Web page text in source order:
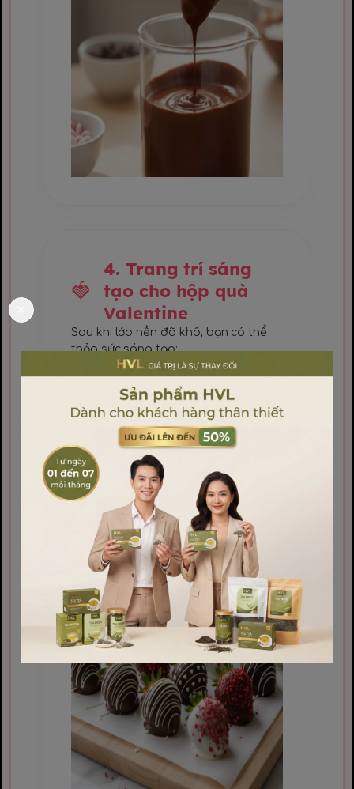
4. Trang trí sáng
tạo cho hộp quà
Valentine
Sau khi lớp nền đã khô, bạn có thể
thỏa sức sáng tạo:
Vẽ vân socola:Dùng socola màu
Rắc topping:Sử dụng vụn dâu tây
sấy, cốm màu hoặc hạt đường hình
trái tim.
Vẽ họa tiết:Những chấm bi nhỏ hoặc
hình trái tim sẽ khiến món quà trở
nên tinh tế hơn.